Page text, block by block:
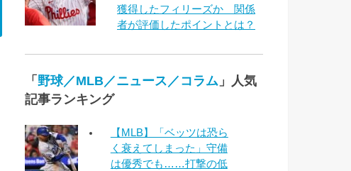
獲得したフィリーズか 関係
者が評価したポイントとは？
「 野球／MLB／ニュース／コラム 」人気
記事ランキング
【MLB】「ベッツは恐ら
く衰えてしまった」守備
は優秀でも……打撃の低